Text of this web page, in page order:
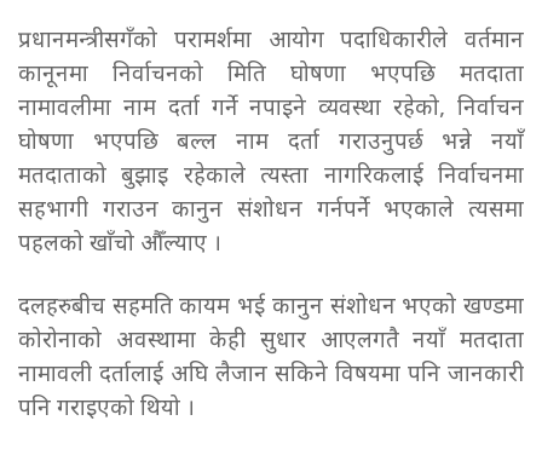
प्रधानमन्त्रीसगँको परामर्शमा आयोग पदाधिकारीले वर्तमान
कानूनमा निर्वाचनको मिति घोषणा भएपछि मतदाता
नामावलीमा नाम दर्ता गर्ने नपाइने व्यवस्था रहेको, निर्वाचन
घोषणा भएपछि बल्ल नाम दर्ता गराउनुपर्छ भन्ने नयाँ
मतदाताको बुझाइ रहेकाले त्यस्ता नागरिकलाई निर्वाचनमा
सहभागी गराउन कानुन संशोधन गर्नपर्ने भएकाले त्यसमा
पहलको खाँचो औँल्याए ।
दलहरुबीच सहमति कायम भई कानुन संशोधन भएको खण्डमा
कोरोनाको अवस्थामा केही सुधार आएलगतै नयाँ मतदाता
नामावली दर्तालाई अघि लैजान सकिने विषयमा पनि जानकारी
पनि गराइएको थियो ।